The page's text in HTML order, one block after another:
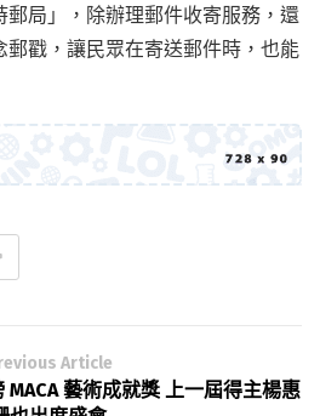
局」，除辦理郵件收寄服務，還
戳，讓民眾在寄送郵件時，也能
Article
藝術成就獎 上一屆得主楊惠